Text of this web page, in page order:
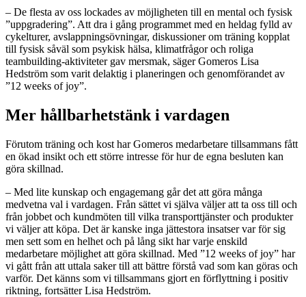
– De flesta av oss lockades av möjligheten till en mental och fysisk
”uppgradering”. Att dra i gång programmet med en heldag fylld av
cykelturer, avslappningsövningar, diskussioner om träning kopplat
till fysisk såväl som psykisk hälsa, klimatfrågor och roliga
teambuilding-aktiviteter gav mersmak, säger Gomeros Lisa
Hedström som varit delaktig i planeringen och genomförandet av
”12 weeks of joy”.
Mer hållbarhetstänk i vardagen
Förutom träning och kost har Gomeros medarbetare tillsammans fått
en ökad insikt och ett större intresse för hur de egna besluten kan
göra skillnad.
– Med lite kunskap och engagemang går det att göra många
medvetna val i vardagen. Från sättet vi själva väljer att ta oss till och
från jobbet och kundmöten till vilka transporttjänster och produkter
vi väljer att köpa. Det är kanske inga jättestora insatser var för sig
men sett som en helhet och på lång sikt har varje enskild
medarbetare möjlighet att göra skillnad. Med ”12 weeks of joy” har
vi gått från att uttala saker till att bättre förstå vad som kan göras och
varför. Det känns som vi tillsammans gjort en förflyttning i positiv
riktning, fortsätter Lisa Hedström.